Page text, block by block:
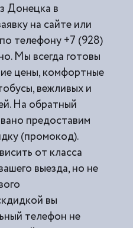
Донецка в
на сайте или
телефону +7 (928)
Мы всегда готовы
цены, комфортные
вежливых и
На обратный
предоставим
(промокод).
от класса
выезда, но не
вы
телефон не